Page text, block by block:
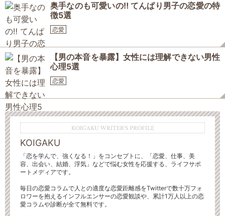
奥手なのも可愛いの‼ てんぱり男子の恋愛の特
徴5選
恋愛
【男の本音を暴露】女性には理解できない男性
心理5選
恋愛
KOIGAKU WRITER'S PROFILE
KOIGAKU
「恋を学んで、強くなる！」をコンセプトに、「恋愛、仕事、美
容、出会い、結婚、浮気」などで悩む女性を応援する、ライフサポ
ートメディアです。
毎日の恋愛コラムで人との適度な恋愛距離感をTwitterで数十万フォ
ロワーを抱えるインフルエンサーの恋愛観談や、累計1万人以上の恋
愛コラムや診断が全て無料です。